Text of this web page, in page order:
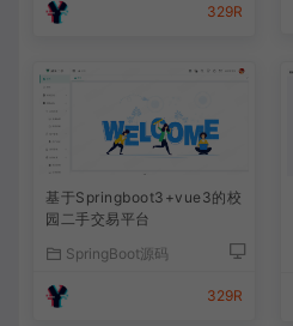
329R
基于Springboot3+vue3的校
园二手交易平台
SpringBoot源码
329R